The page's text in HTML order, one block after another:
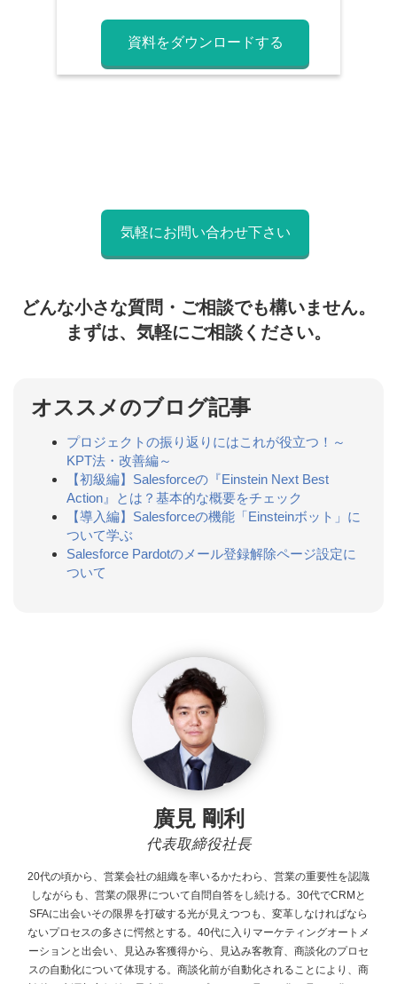
資料をダウンロードする
気軽にお問い合わせ下さい
どんな小さな質問・ご相談でも構いません。
まずは、気軽にご相談ください。
オススメのブログ記事
プロジェクトの振り返りにはこれが役立つ！～
KPT法・改善編～
【初級編】Salesforceの『Einstein Next Best
Action』とは？基本的な概要をチェック
【導入編】Salesforceの機能「Einsteinボット」に
ついて学ぶ
Salesforce Pardotのメール登録解除ページ設定に
ついて
廣見 剛利
代表取締役社長
20代の頃から、営業会社の組織を率いるかたわら、営業の重要性を認識
しながらも、営業の限界について自問自答をし続ける。30代でCRMと
SFAに出会いその限界を打破する光が見えつつも、変革しなければなら
ないプロセスの多さに愕然とする。40代に入りマーケティングオートメ
ーションと出会い、見込み客獲得から、見込み客教育、商談化のプロセ
スの自動化について体現する。商談化前が自動化されることにより、商